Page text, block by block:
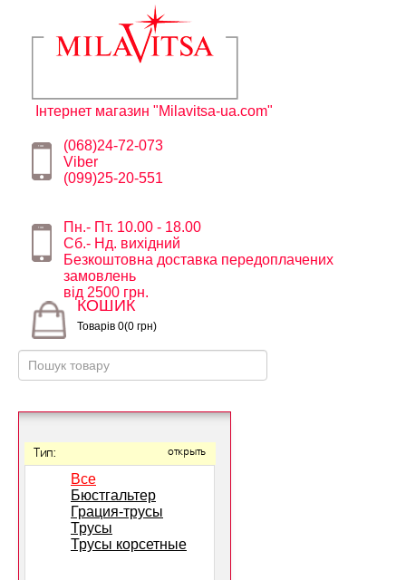
Інтернет магазин "Milavitsa-ua.com"
(068)24-72-073
Viber
(099)25-20-551
Пн.- Пт. 10.00 - 18.00
Сб.- Нд. вихідний
Безкоштовна доставка передоплачених
замовлень
від 2500 грн.
КОШИК
Товарів 0(0 грн)
Тип: открыть
Все
Бюстгальтер
Грация-трусы
Трусы
Трусы корсетные